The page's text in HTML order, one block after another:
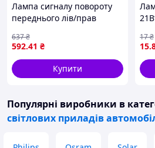
Лампа сигналу повороту
переднього лів/прав
M/ML-KLASA W163 02.98-
06.05 DEPO 340-1403N-AS
592.41 ₴
637₴
Купити
15
17₴
Популярні виробники в
світлових приладів